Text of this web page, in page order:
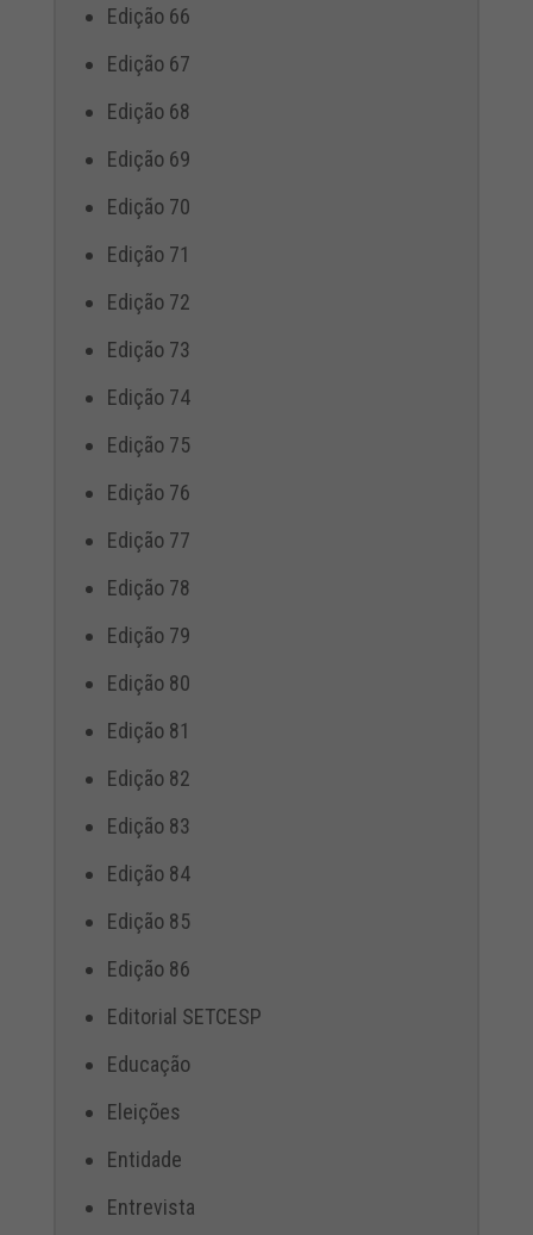
Edição 66
Edição 67
Edição 68
Edição 69
Edição 70
Edição 71
Edição 72
Edição 73
Edição 74
Edição 75
Edição 76
Edição 77
Edição 78
Edição 79
Edição 80
Edição 81
Edição 82
Edição 83
Edição 84
Edição 85
Edição 86
Editorial SETCESP
Educação
Eleições
Entidade
Entrevista